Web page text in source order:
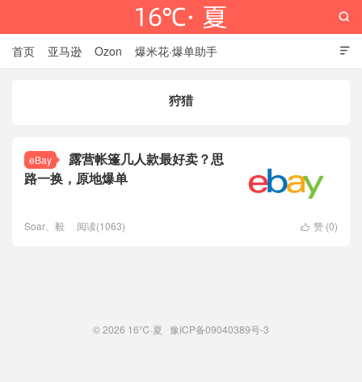

首页 亚马逊 Ozon 爆米花·爆单助手

狩猎
eBay
露营帐篷几人款最好卖？思
路一换，原地爆单
 赞 (0)
Soar、毅 阅读(1063)
© 2026 16℃·夏 豫ICP备09040389号-3